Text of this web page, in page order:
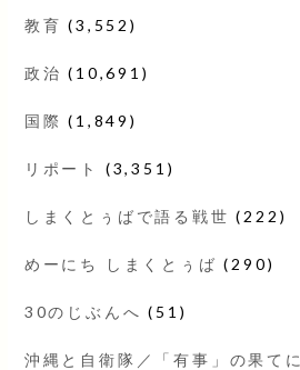
教育 (3,552)
政治 (10,691)
国際 (1,849)
リポート (3,351)
しまくとぅばで語る戦世 (222)
めーにち しまくとぅば (290)
30のじぶんへ (51)
沖縄と自衛隊／「有事」の果てに